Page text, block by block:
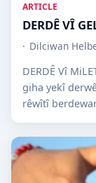
ARTICLE
DERDÊ VÎ
Dilciwan
DERDÊ Vî
giha yekî
rêwîtî